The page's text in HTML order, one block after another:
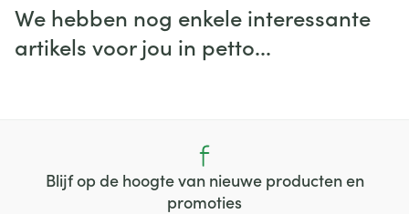
We hebben nog enkele interessante
artikels voor jou in petto...
Blijf op de hoogte van nieuwe producten en
promoties